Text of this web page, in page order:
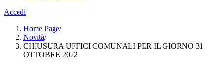
Accedi
Home Page/
Novità/
CHIUSURA UFFICI COMUNALI PER IL GIORNO 31
OTTOBRE 2022